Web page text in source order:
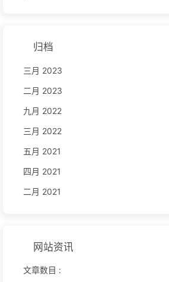
归档
三月 2023
二月 2023
九月 2022
三月 2022
五月 2021
四月 2021
二月 2021
网站资讯
文章数目 :